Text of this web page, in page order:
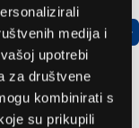
medija i
upotrebi
za društvene
kombinirati s
su prikupili